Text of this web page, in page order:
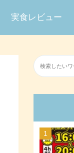
実食レビュー